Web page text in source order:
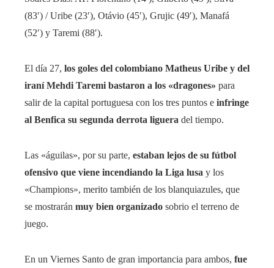
(83′) / Uribe (23′), Otávio (45′), Grujic (49′), Manafá
(52′) y Taremi (88′).
El día 27, los goles del colombiano Matheus Uribe y del
iraní Mehdi Taremi bastaron a los «dragones» para
salir de la capital portuguesa con los tres puntos e infringe
al Benfica su segunda derrota liguera del tiempo.
Las «águilas», por su parte, estaban lejos de su fútbol
ofensivo que viene incendiando la Liga lusa y los
«Champions», merito también de los blanquiazules, que
se mostrarán muy bien organizado sobrio el terreno de
juego.
En un Viernes Santo de gran importancia para ambos, fue